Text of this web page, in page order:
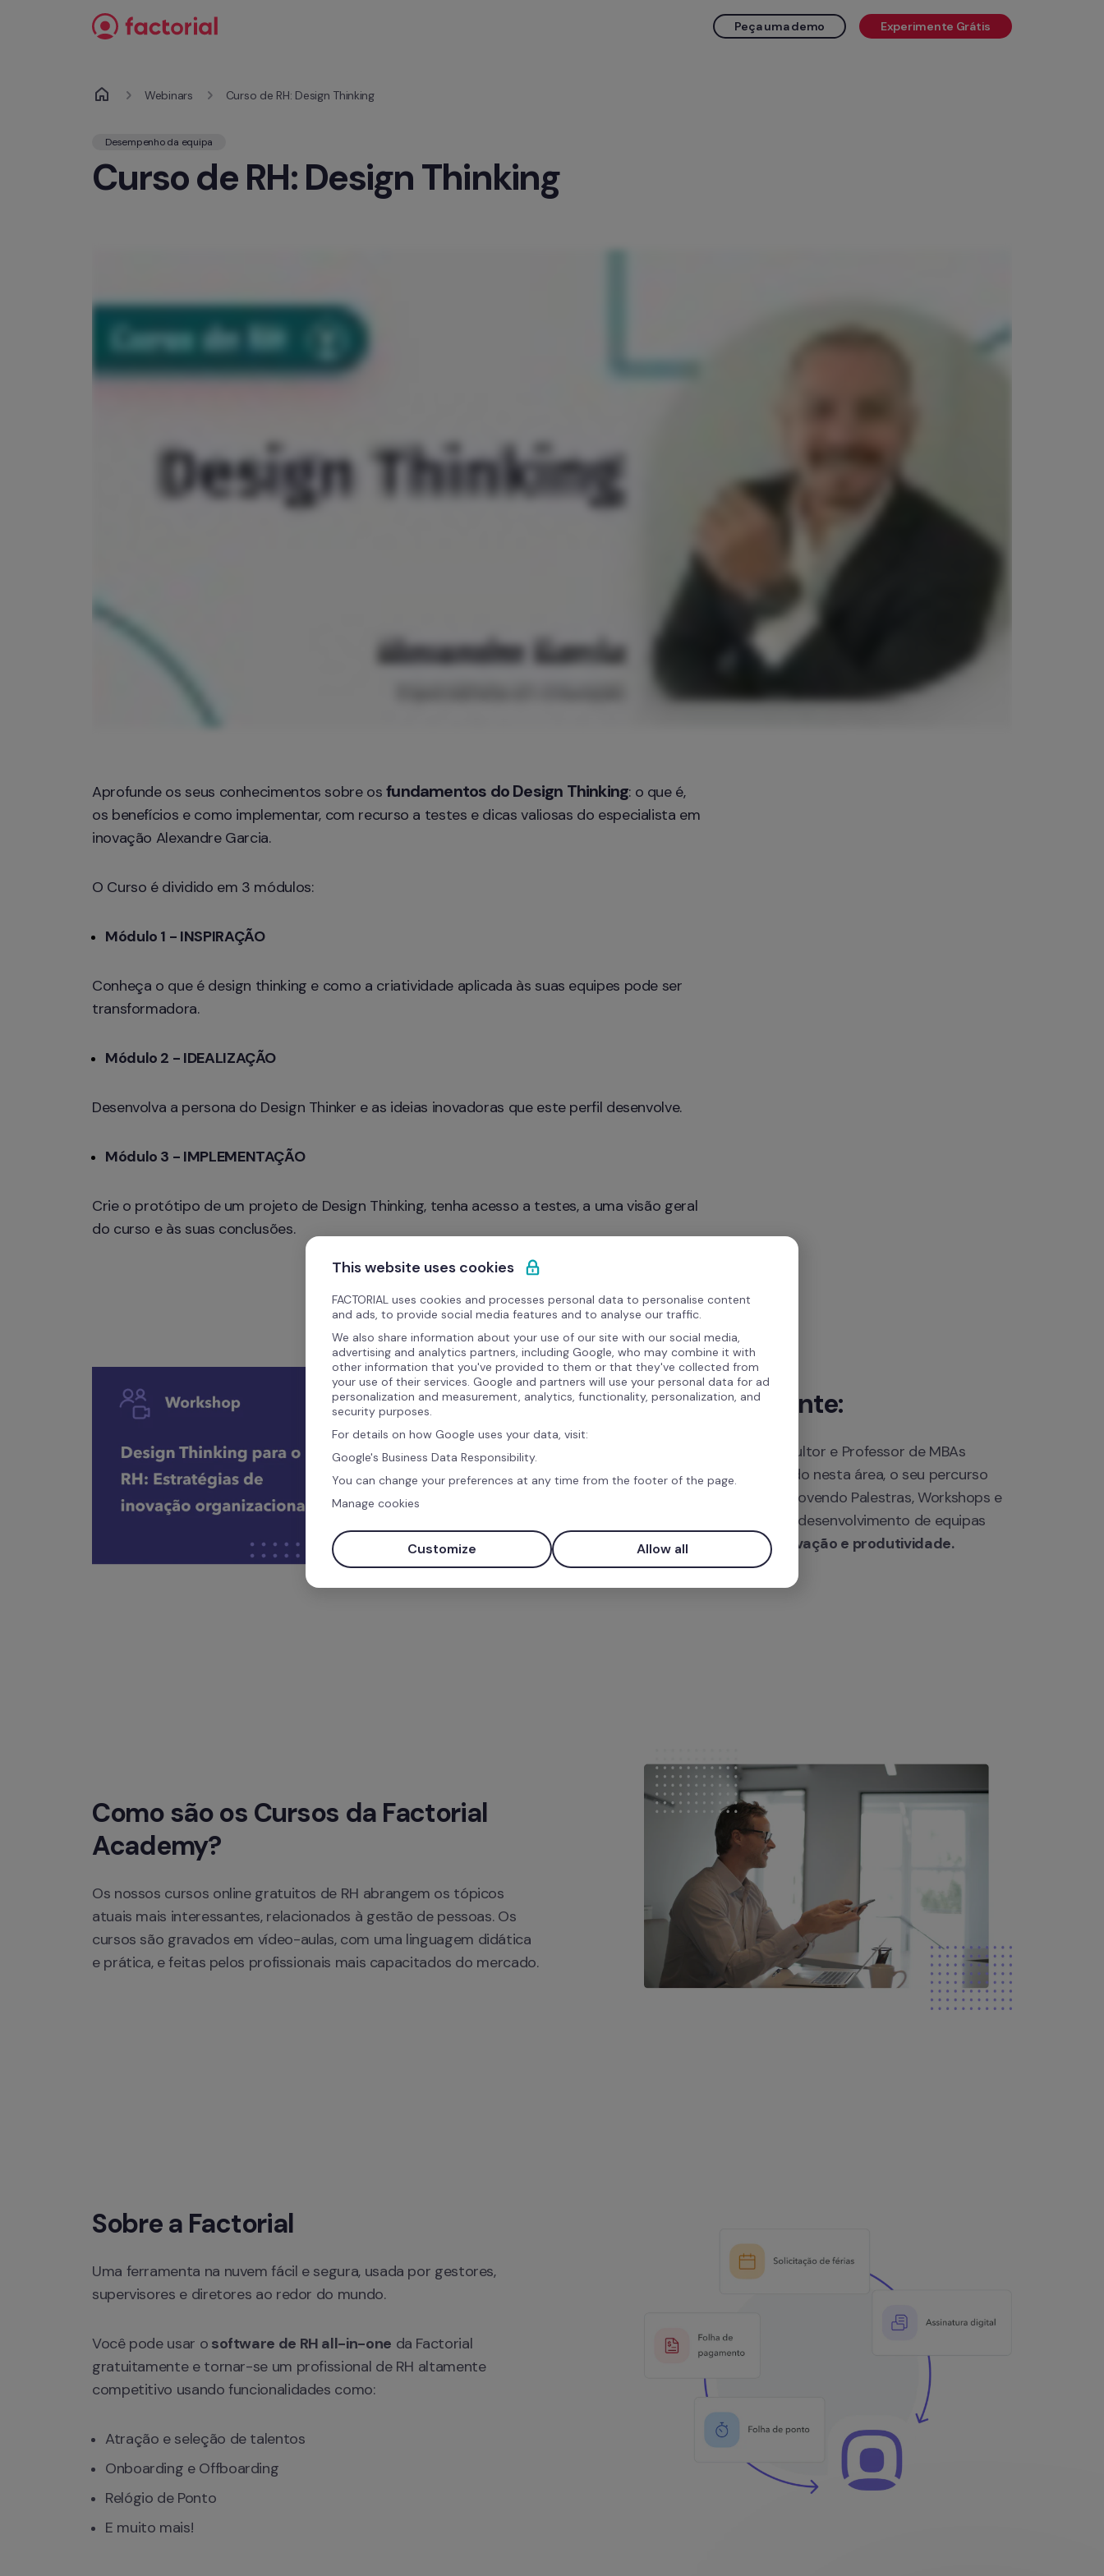
Peça uma demo Experimente Grátis
Webinars Curso de RH: Design Thinking
Desempenho da equipa
Curso de RH: Design Thinking
Aprofunde os seus conhecimentos sobre os fundamentos do Design Thinking: o que é,
os benefícios e como implementar, com recurso a testes e dicas valiosas do especialista em
inovação Alexandre Garcia.
O Curso é dividido em 3 módulos:
Módulo 1 - INSPIRAÇÃO
Conheça o que é design thinking e como a criatividade aplicada às suas equipes pode ser
transformadora.
Módulo 2 - IDEALIZAÇÃO
Desenvolva a persona do Design Thinker e as ideias inovadoras que este perfil desenvolve.
Módulo 3 - IMPLEMENTAÇÃO
Crie o protótipo de um projeto de Design Thinking, tenha acesso a testes, a uma visão geral
do curso e às suas conclusões.
Conheça o Palestrante:
é Speaker, Consultor e Professor de MBAs
especialista em Inovação. Doutorado nesta área, o seu percurso
começou há mais de 10 anos, promovendo Palestras, Workshops e
Mentorias. O seu foco é no apoio e desenvolvimento de equipas
orientadas para a criatividade, inovação e produtividade.
Como são os Cursos da Factorial
Academy?
Os nossos cursos online gratuitos de RH abrangem os tópicos
atuais mais interessantes, relacionados à gestão de pessoas. Os
cursos são gravados em vídeo-aulas, com uma linguagem didática
e prática, e feitas pelos profissionais mais capacitados do mercado.
Sobre a Factorial
Uma ferramenta na nuvem fácil e segura, usada por gestores,
supervisores e diretores ao redor do mundo.
Você pode usar o software de RH all-in-one da Factorial
gratuitamente e tornar-se um profissional de RH altamente
competitivo usando funcionalidades como:
Atração e seleção de talentos
Onboarding e Offboarding
Relógio de Ponto
E muito mais!
This website uses cookies
FACTORIAL uses cookies and processes personal data to personalise content
and ads, to provide social media features and to analyse our traffic.
We also share information about your use of our site with our social media,
advertising and analytics partners, including Google, who may combine it with
other information that you've provided to them or that they've collected from
your use of their services. Google and partners will use your personal data for ad
personalization and measurement, analytics, functionality, personalization, and
security purposes.
For details on how Google uses your data, visit:
Google's Business Data Responsibility.
You can change your preferences at any time from the footer of the page.
Manage cookies
Customize Allow all